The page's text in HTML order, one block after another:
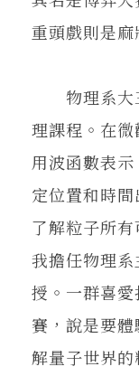
重頭戲則是麻
物理系大
理課程。在
用波函數表
定位置和時
了解粒子所
我擔任物理
授。一群喜
賽，說是要
解量子世界